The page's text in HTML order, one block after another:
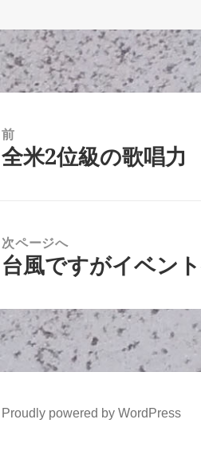
日:
者
前
前
全米2位級の歌唱力
次ページへ
次
投
稿:
台風ですがイベン
Proudly powered by WordPress